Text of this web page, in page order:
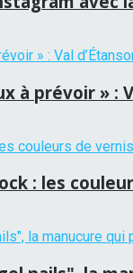
à prévoir »
: les